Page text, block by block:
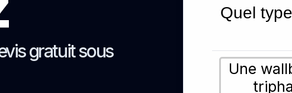
gratuit sous
Quel
Une